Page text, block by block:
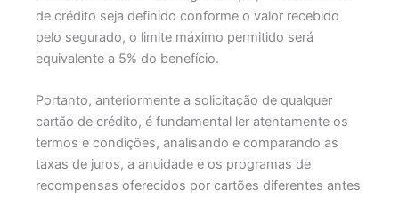
de crédito seja definido conforme o valor recebido
pelo segurado, o limite máximo permitido será
equivalente a 5% do benefício.
Portanto, anteriormente a solicitação de qualquer
cartão de crédito, é fundamental ler atentamente os
termos e condições, analisando e comparando as
taxas de juros, a anuidade e os programas de
recompensas oferecidos por cartões diferentes antes